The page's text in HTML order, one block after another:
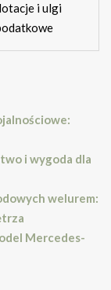
i ulgi
i wygoda dla
welurem:
Mercedes-